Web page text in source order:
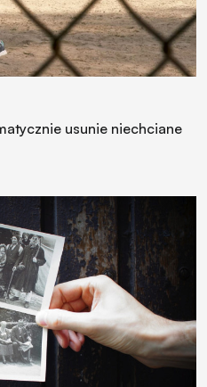
usunie niechciane